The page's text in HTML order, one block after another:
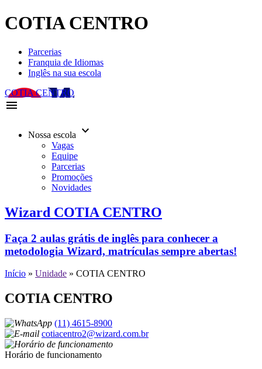
COTIA CENTRO
Parcerias
Franquia de Idiomas
Inglês na sua escola
COTIA CENTRO
menu
Nossa escola keyboard_arrow_down
Vagas
Equipe
Parcerias
Promoções
Novidades
Wizard COTIA CENTRO
Faça 2 aulas grátis de inglês para conhecer a
metodologia Wizard, matrículas sempre abertas!
Início » Unidade » COTIA CENTRO
COTIA CENTRO
(11) 4615-8900
cotiacentro2@wizard.com.br
Horário de funcionamento